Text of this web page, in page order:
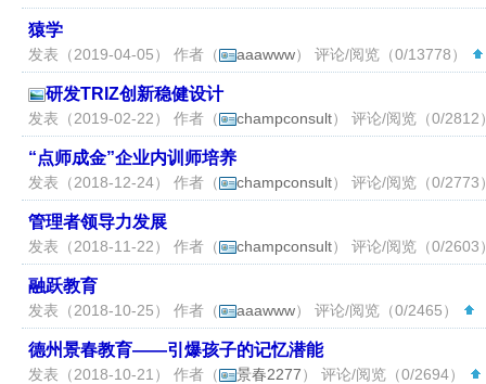
猿学
发表（2019-04-05） 作者（ aaawww） 评论/阅览（0/13778）
研发TRIZ创新稳健设计
发表（2019-02-22） 作者（ champconsult） 评论/阅览（0/
“点师成金”企业内训师培养
发表（2018-12-24） 作者（ champconsult） 评论/阅览（0/
管理者领导力发展
发表（2018-11-22） 作者（ champconsult） 评论/阅览（0/
融跃教育
发表（2018-10-25） 作者（ aaawww） 评论/阅览（0/2465）
德州景春教育——引爆孩子的记忆潜能
发表（2018-10-21） 作者（ 景春2277） 评论/阅览（0/2694）